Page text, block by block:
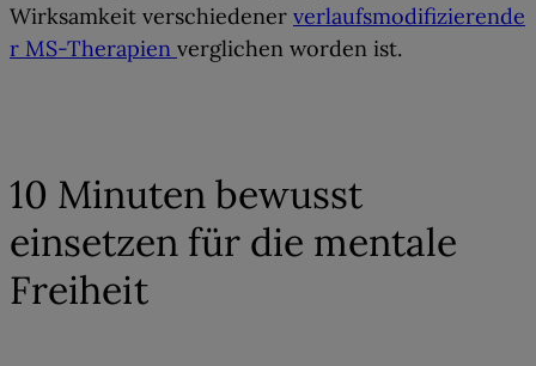
Wirksamkeit verschiedener verlaufsmodifizierende
r MS-Therapien verglichen worden ist.
10 Minuten bewusst
einsetzen für die mentale
Freiheit